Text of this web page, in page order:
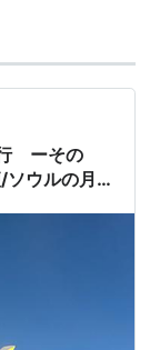
ーその
ソウルの月/